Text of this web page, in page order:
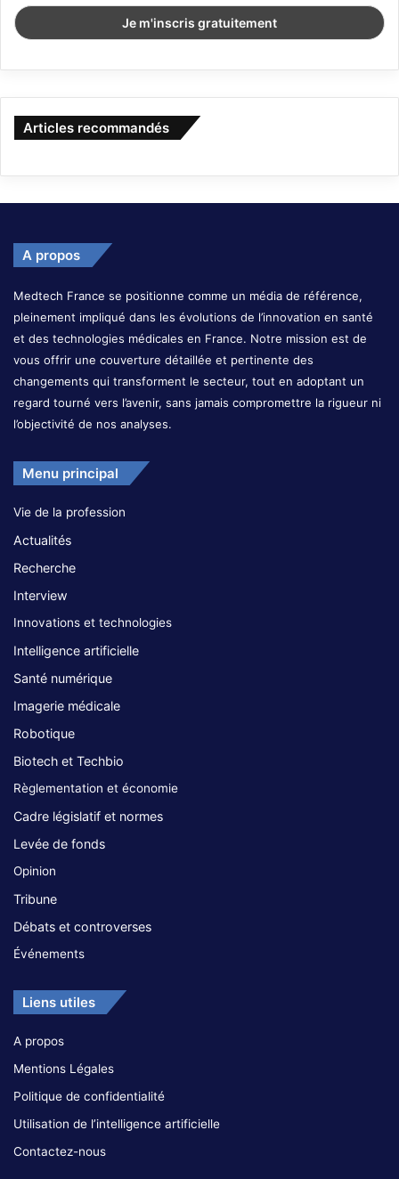
Articles recommandés
A propos
Medtech France se positionne comme un média de référence,
pleinement impliqué dans les évolutions de l’innovation en santé
et des technologies médicales en France. Notre mission est de
vous offrir une couverture détaillée et pertinente des
changements qui transforment le secteur, tout en adoptant un
regard tourné vers l’avenir, sans jamais compromettre la rigueur ni
l’objectivité de nos analyses.
Menu principal
Vie de la profession
Actualités
Recherche
Interview
Innovations et technologies
Intelligence artificielle
Santé numérique
Imagerie médicale
Robotique
Biotech et Techbio
Règlementation et économie
Cadre législatif et normes
Levée de fonds
Opinion
Tribune
Débats et controverses
Événements
Liens utiles
A propos
Mentions Légales
Politique de confidentialité
Utilisation de l’intelligence artificielle
Contactez-nous